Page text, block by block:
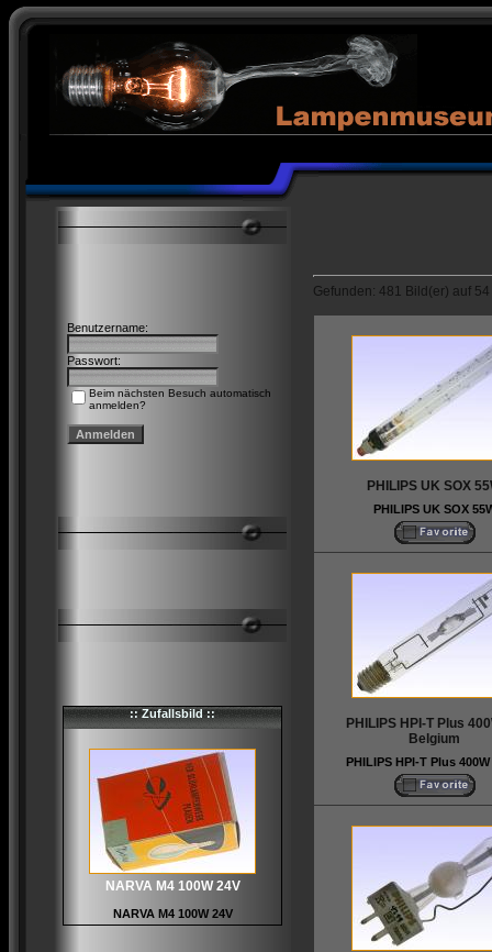
Benutzername:
Passwort:
Beim nächsten Besuch automatisch
anmelden?
:: Zufallsbild ::
NARVA M4 100W 24V
NARVA M4 100W 24V
Gefunden: 481 Bild(er) auf
PHILIPS UK SOX
PHILIPS UK SOX
PHILIPS HPI-T Plus
Belgium
PHILIPS HPI-T Plus